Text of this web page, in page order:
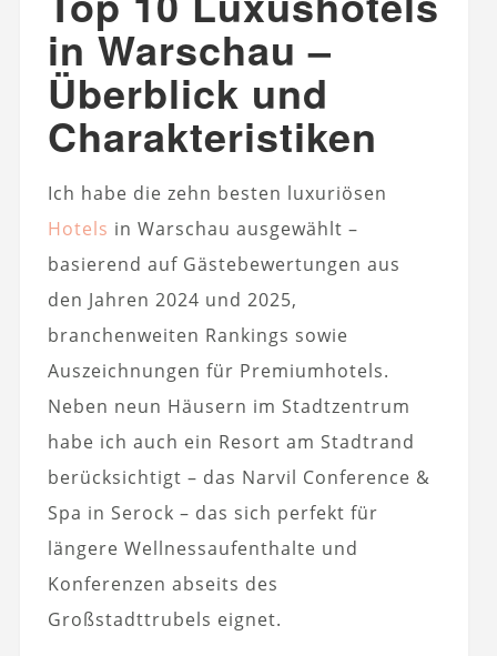
in Warschau –
Überblick und
Charakteristiken
Ich habe die zehn besten luxuriösen
Hotels in Warschau ausgewählt –
basierend auf Gästebewertungen aus
den Jahren 2024 und 2025,
branchenweiten Rankings sowie
Auszeichnungen für Premiumhotels.
Neben neun Häusern im Stadtzentrum
habe ich auch ein Resort am Stadtrand
berücksichtigt – das Narvil Conference &
Spa in Serock – das sich perfekt für
längere Wellnessaufenthalte und
Konferenzen abseits des
Großstadttrubels eignet.